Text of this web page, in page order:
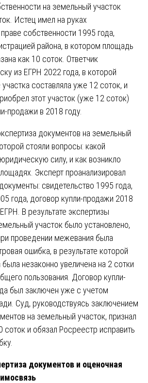
на земельный участок
Истец имел на руках
собственности 1995 года,
района, в котором площадь
как 10 соток. Ответчик
из ЕГРН 2022 года, в которой
составляла уже 12 соток, и
этот участок (уже 12 соток)
продажи в 2018 году.
документов на земельный
стояли вопросы: какой
силу, и как возникло
Эксперт проанализировал
свидетельство 1995 года,
года, договор купли-продажи 2018
В результате экспертизы
участок было установлено,
проведении межевания была
ошибка, в результате которой
незаконно увеличена на 2 сотки
пользования. Договор купли-
был заключен уже с учетом
Суд, руководствуясь заключением
на земельный участок, признал
соток и обязал Росреестр исправить
документов и оценочная